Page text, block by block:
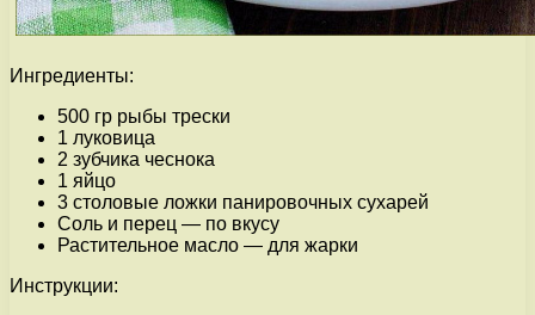
Ингредиенты:
500 гр рыбы трески
1 луковица
2 зубчика чеснока
1 яйцо
3 столовые ложки панировочных сухарей
Соль и перец — по вкусу
Растительное масло — для жарки
Инструкции: